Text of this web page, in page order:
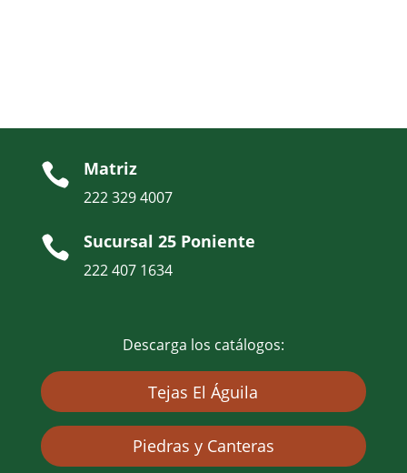
 Matriz
222 329 4007
 Sucursal 25 Poniente
222 407 1634
Descarga los catálogos:
Tejas El Águila
Piedras y Canteras